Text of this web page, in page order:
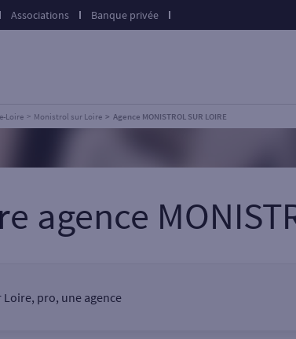
Associations Banque privée
Loire Monistrol sur Loire Agence MONISTROL SUR LOIRE
agence
pro, une agence